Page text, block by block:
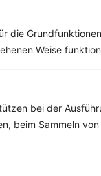
die
Weise
bei der
beim Sammeln